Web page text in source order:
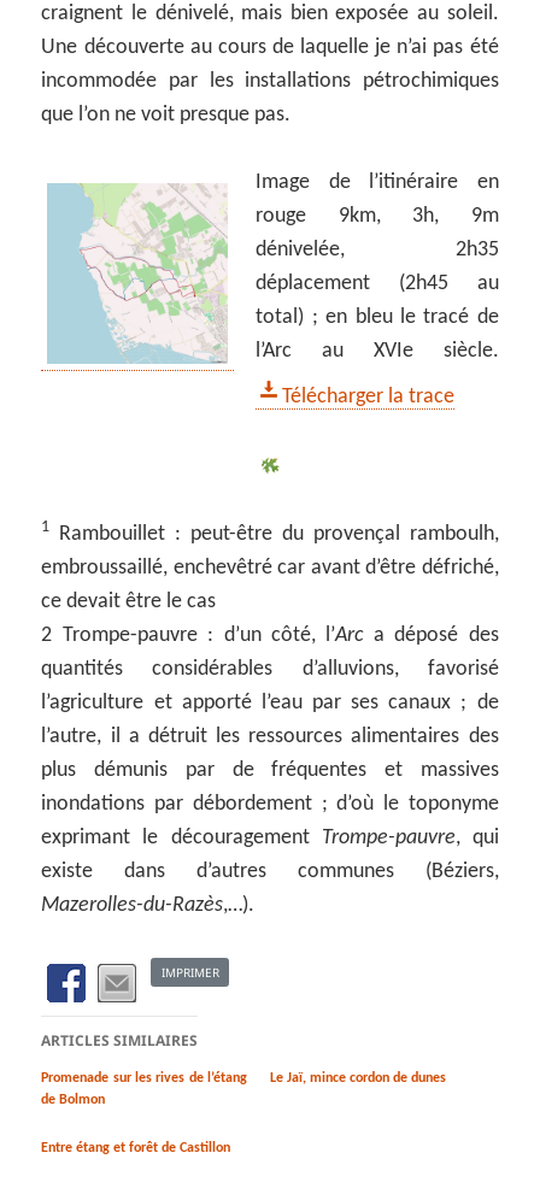
craignent le dénivelé, mais bien exposée au soleil.
Une découverte au cours de laquelle je n’ai pas été
incommodée par les installations pétrochimiques
que l’on ne voit presque pas.
Image de l’itinéraire en
rouge 9km, 3h, 9m
dénivelée, 2h35
déplacement (2h45 au
total) ; en bleu le tracé de
l’Arc au XVIe siècle.
Télécharger la trace
1
Rambouillet : peut-être du provençal ramboulh,
embroussaillé, enchevêtré car avant d’être défriché,
ce devait être le cas
2 Trompe-pauvre : d’un côté, l’Arca déposé des
quantités considérables d’alluvions, favorisé
l’agriculture et apporté l’eau par ses canaux ; de
l’autre, il a détruit les ressources alimentaires des
plus démunis par de fréquentes et massives
inondations par débordement ; d’où le toponyme
exprimant le découragement Trompe-pauvre, qui
existe dans d’autres communes (Béziers,
Mazerolles-du-Razès,…).
IMPRIMER
ARTICLES SIMILAIRES
Promenade sur les rives de l’étang
de Bolmon
Le Jaï, mince cordon de dunes
Entre étang et forêt de Castillon